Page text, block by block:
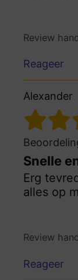
Review
Reageer
Alexander
Snelle
Erg
alles op
Review
Reageer